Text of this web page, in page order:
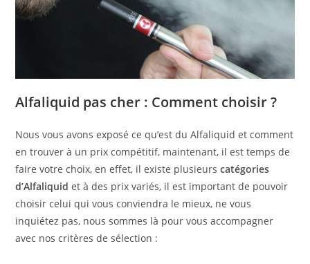
Alfaliquid pas cher : Comment choisir ?
Nous vous avons exposé ce qu’est du Alfaliquid et comment
en trouver à un prix compétitif, maintenant, il est temps de
faire votre choix, en effet, il existe plusieurscatégories
d’Alfaliquidet à des prix variés, il est important de pouvoir
choisir celui qui vous conviendra le mieux, ne vous
inquiétez pas, nous sommes là pour vous accompagner
avec nos critères de sélection :